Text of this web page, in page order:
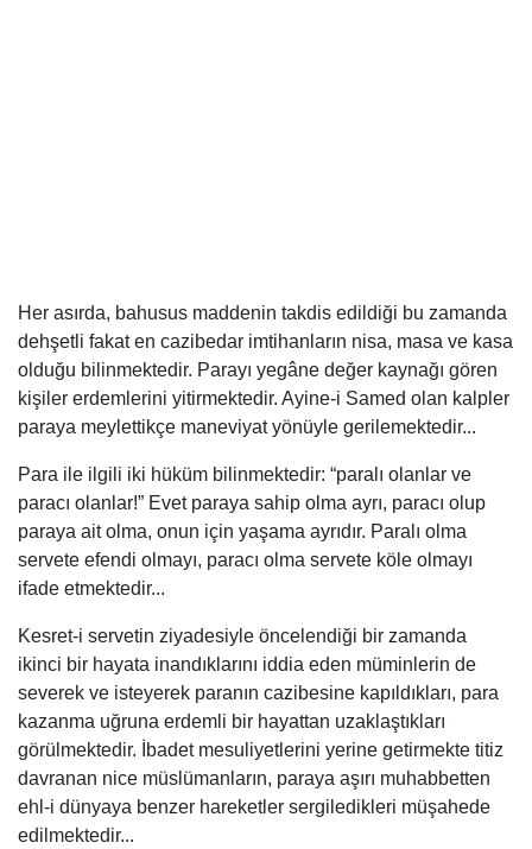
Her asırda, bahusus maddenin takdis edildiği bu zamanda
dehşetli fakat en cazibedar imtihanların nisa, masa ve kasa
olduğu bilinmektedir. Parayı yegâne değer kaynağı gören
kişiler erdemlerini yitirmektedir. Ayine-i Samed olan kalpler
paraya meylettikçe maneviyat yönüyle gerilemektedir...
Para ile ilgili iki hüküm bilinmektedir: “paralı olanlar ve
paracı olanlar!” Evet paraya sahip olma ayrı, paracı olup
paraya ait olma, onun için yaşama ayrıdır. Paralı olma
servete efendi olmayı, paracı olma servete köle olmayı
ifade etmektedir...
Kesret-i servetin ziyadesiyle öncelendiği bir zamanda
ikinci bir hayata inandıklarını iddia eden müminlerin de
severek ve isteyerek paranın cazibesine kapıldıkları, para
kazanma uğruna erdemli bir hayattan uzaklaştıkları
görülmektedir. İbadet mesuliyetlerini yerine getirmekte titiz
davranan nice müslümanların, paraya aşırı muhabbetten
ehl-i dünyaya benzer hareketler sergiledikleri müşahede
edilmektedir...